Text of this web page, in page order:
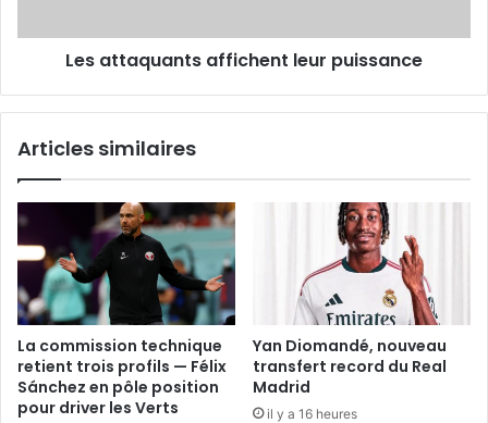
Les attaquants affichent leur puissance
Articles similaires
La commission technique
retient trois profils — Félix
Sánchez en pôle position
pour driver les Verts
Yan Diomandé, nouveau
transfert record du Real
Madrid
il y a 16 heures